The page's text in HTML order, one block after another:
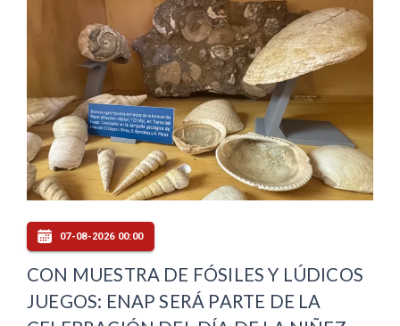
07-08-2026 00:00
CON MUESTRA DE FÓSILES Y LÚDICOS
JUEGOS: ENAP SERÁ PARTE DE LA